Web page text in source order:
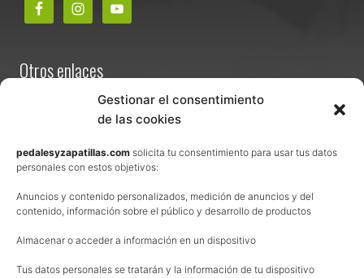
Gestionar el consentimiento
de las cookies
pedalesyzapatillas.com solicita tu consentimiento para usar tus datos
personales con estos objetivos:
Anuncios y contenido personalizados, medición de anuncios y del
contenido, información sobre el público y desarrollo de productos
Almacenar o acceder a información en un dispositivo
Tus datos personales se tratarán y la información de tu dispositivo
Otros enlaces
Términos y condiciones de venta
Política de privacidad
Política de cookies